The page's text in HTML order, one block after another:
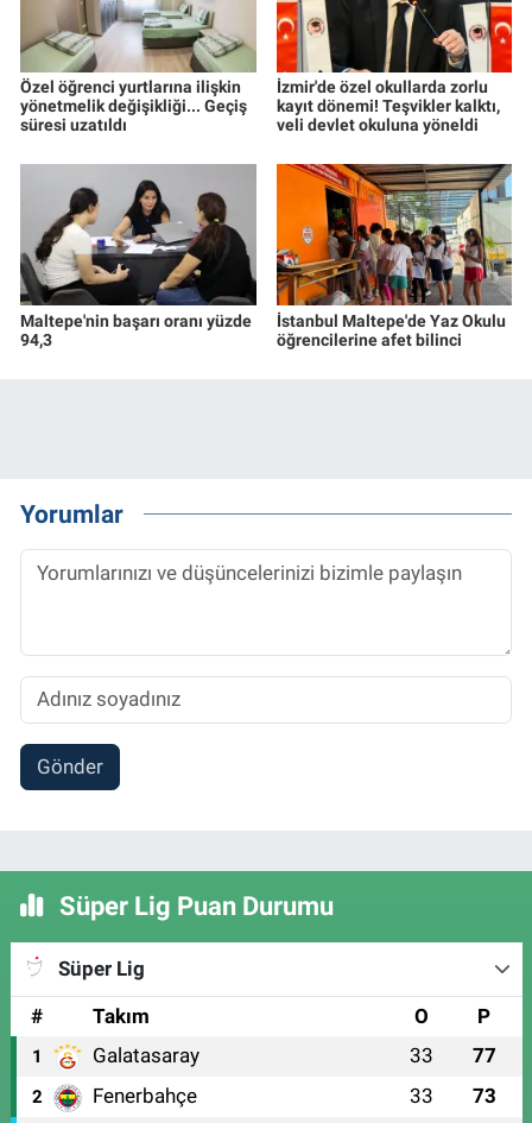
Özel öğrenci yurtlarına ilişkin
yönetmelik değişikliği... Geçiş
süresi uzatıldı
İzmir'de özel okullarda zorlu
kayıt dönemi! Teşvikler kalktı,
veli devlet okuluna yöneldi
Maltepe'nin başarı oranı yüzde
94,3
İstanbul Maltepe'de Yaz Okulu
öğrencilerine afet bilinci
Yorumlar
Gönder
Süper Lig Puan Durumu
Süper Lig
#
Takım O P
1 Galatasaray 33 77
2 Fenerbahçe 33 73